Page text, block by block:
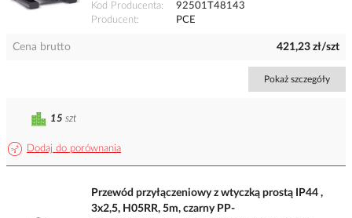
Kod Producenta
92501T48143
Producent
PCE
Cena brutto 421,23 zł/szt
Pokaż szczegóły
Dodaj do porównania
15 szt
Przewód przyłączeniowy z wtyczką prostą IP44 ,
3x2,5, H05RR, 5m, czarny PP-